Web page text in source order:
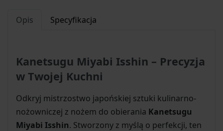
Opis Specyfikacja
Kanetsugu Miyabi Isshin – Precyzja
w Twojej Kuchni
Odkryj mistrzostwo japońskiej sztuki kulinarno-
nożowniczej z nożem do obierania Kanetsugu
Miyabi Isshin. Stworzony z myślą o perfekcji, ten